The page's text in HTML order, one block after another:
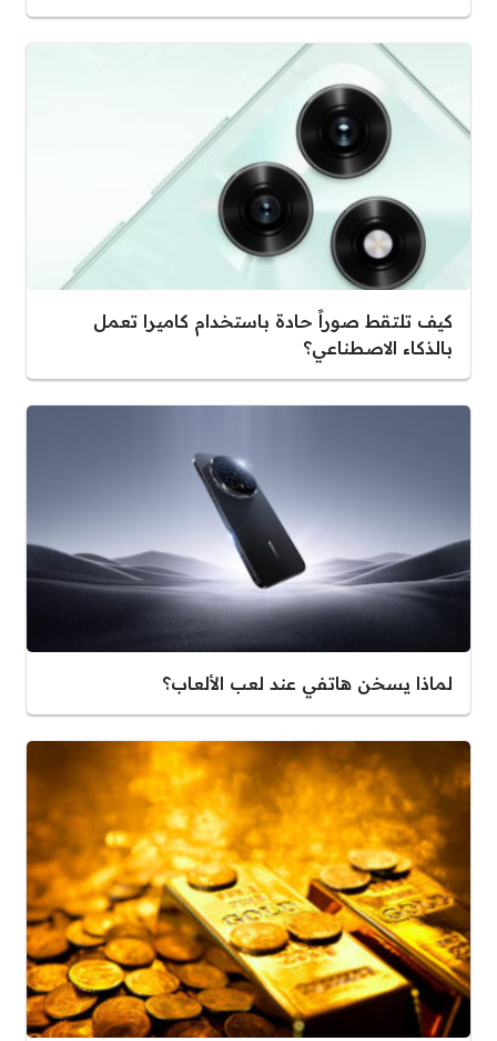
كيف تلتقط صوراً حادة باستخدام كاميرا تعمل
بالذكاء الاصطناعي؟
لماذا يسخن هاتفي عند لعب الألعاب؟